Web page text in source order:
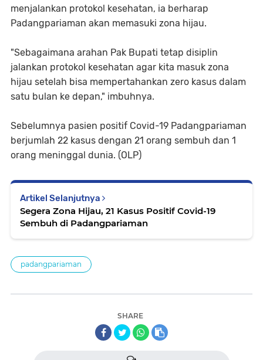
menjalankan protokol kesehatan, ia berharap
Padangpariaman akan memasuki zona hijau.
"Sebagaimana arahan Pak Bupati tetap disiplin
jalankan protokol kesehatan agar kita masuk zona
hijau setelah bisa mempertahankan zero kasus dalam
satu bulan ke depan," imbuhnya.
Sebelumnya pasien positif Covid-19 Padangpariaman
berjumlah 22 kasus dengan 21 orang sembuh dan 1
orang meninggal dunia. (OLP)
Artikel Selanjutnya
Segera Zona Hijau, 21 Kasus Positif Covid-19
Sembuh di Padangpariaman
padangpariaman
SHARE